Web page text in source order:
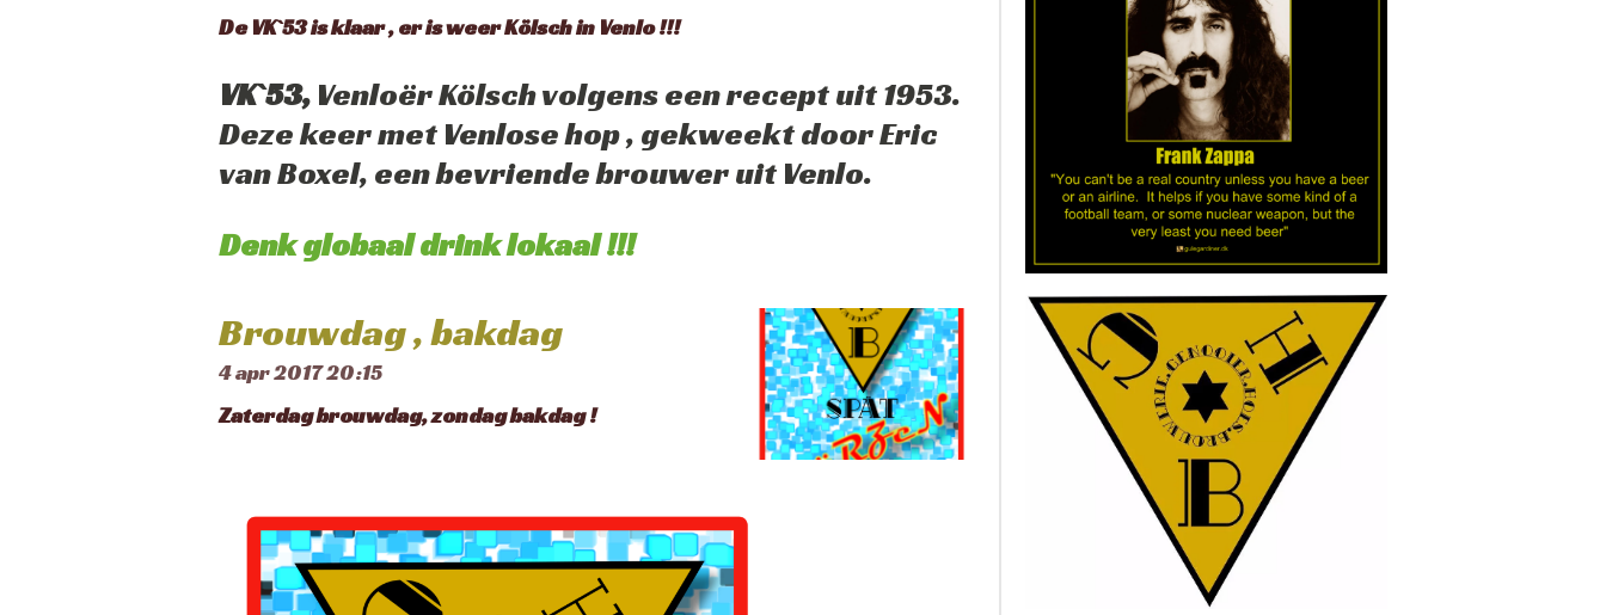
De VK`53 is klaar , er is weer Kölsch in Venlo !!!
VK`53, Venloër Kölsch volgens een recept uit 1953.
Deze keer met Venlose hop , gekweekt door Eric
van Boxel, een bevriende brouwer uit Venlo.
Denk globaal drink lokaal !!!
Brouwdag , bakdag
4 apr 201720:15
Zaterdag brouwdag, zondag bakdag !